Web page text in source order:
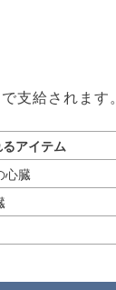
支給されます。
アイテム
心臓